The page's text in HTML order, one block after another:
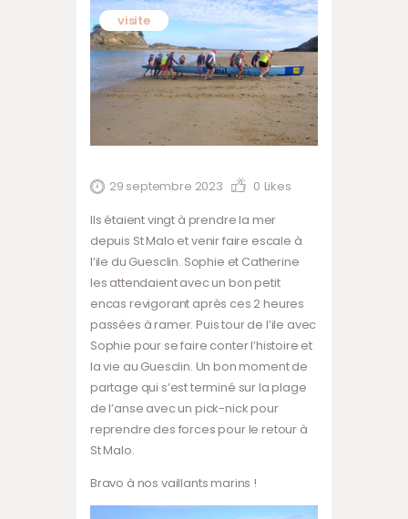
visite
29 septembre 2023 0 Likes
Ils étaient vingt à prendre la mer
depuis St Malo et venir faire escale à
l’ile du Guesclin. Sophie et Catherine
les attendaient avec un bon petit
encas revigorant après ces 2 heures
passées à ramer. Puis tour de l’ile avec
Sophie pour se faire conter l’histoire et
la vie au Guesclin. Un bon moment de
partage qui s’est terminé sur la plage
de l’anse avec un pick-nick pour
reprendre des forces pour le retour à
St Malo.
Bravo à nos vaillants marins !